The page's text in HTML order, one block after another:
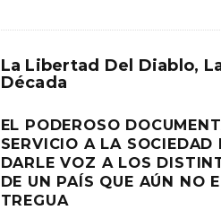
La Libertad Del Diablo,
Década
EL PODEROSO
SERVICIO A LA SOCIEDAD
DARLE VOZ A LOS
DE UN PAÍS QUE AÚN NO
TREGUA